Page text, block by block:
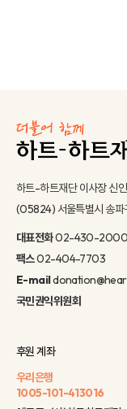
하트-하트재단 이사장 신
(05824) 서울특별시 송파
대표전화02-430-2000
팩스02-404-7703
E-mail
국민권익위원회
후원 계좌
우리은행
1005-101-413016